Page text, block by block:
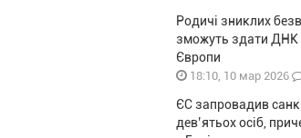
Родичі зниклих
зможуть здати ДНК
Європи
18:10, 10 мар 2026
ЄС запровадив
дев’ятьох осіб,